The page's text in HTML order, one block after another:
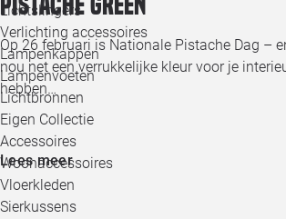
Lichtslingers
Verlichting accessoires
Lampenkappen
Lampenvoeten
Lichtbronnen
Eigen Collectie
Accessoires
Woonaccessoires
Vloerkleden
Sierkussens
Op 26 februari is Nationale Pistache Dag –
nou net een verrukkelijke kleur voor je
hebben…
Lees meer